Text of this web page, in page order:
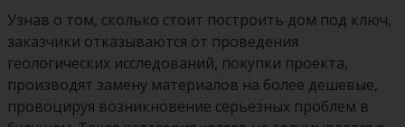
Узнав о том, сколько стоит построить дом под ключ,
заказчики отказываются от проведения
геологических исследований, покупки проекта,
производят замену материалов на более дешевые,
провоцируя возникновение серьезных проблем в